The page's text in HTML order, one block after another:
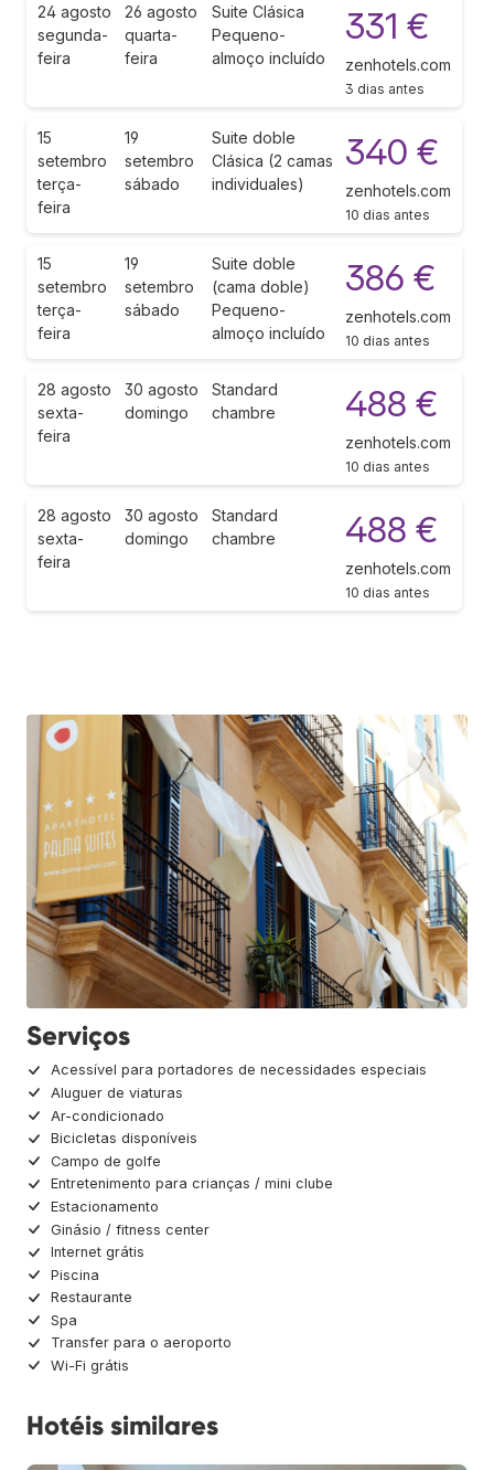
24 agosto
segunda-
feira
26 agosto
quarta-
feira
Suite Clásica
Pequeno-
almoço incluído
331 €
zenhotels.com
3 dias antes
15
setembro
terça-
feira
19
setembro
sábado
Suite doble
Clásica (2 camas
individuales)
340 €
zenhotels.com
10 dias antes
15
setembro
terça-
feira
19
setembro
sábado
Suite doble
(cama doble)
Pequeno-
almoço incluído
386 €
zenhotels.com
10 dias antes
28 agosto
sexta-
feira
30 agosto
domingo
Standard
chambre
488 €
zenhotels.com
10 dias antes
28 agosto
sexta-
feira
30 agosto
domingo
Standard
chambre
488 €
zenhotels.com
10 dias antes
Serviços
Acessível para portadores de necessidades especiais
Aluguer de viaturas
Ar-condicionado
Bicicletas disponíveis
Campo de golfe
Entretenimento para crianças / mini clube
Estacionamento
Ginásio / fitness center
Internet grátis
Piscina
Restaurante
Spa
Transfer para o aeroporto
Wi-Fi grátis
Hotéis similares